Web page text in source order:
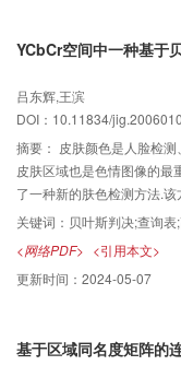
缘的影响和保持图像细节
YCbCr空间中一种基于
吕东辉,王滨
DOI：10.11834/
摘要： 皮肤颜色是人脸检
皮肤区域也是色情图像的最
了一种新的肤色检测方法.
1763682个非肤色像素点,并
肤色的影响,采用Y-Cb和Y-
两个查询表,先采用高斯归
询表进行中值滤波处理,以除
不仅有着较低的漏检率（
关键词： 贝叶斯判决;查询
<网络PDF> <引用本文>
更新时间： 2024-05-07
基于区域同名度矩阵的